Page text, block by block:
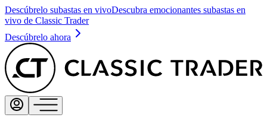
Descúbrelo subastas en vivoDescubra emocionantes subastas en
vivo de Classic Trader
Descúbrelo ahora